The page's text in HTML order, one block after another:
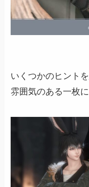
いくつかのヒント
雰囲気のある一枚